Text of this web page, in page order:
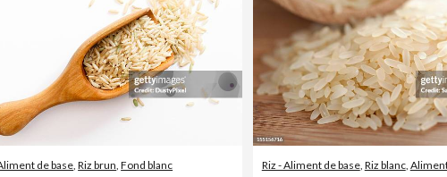
de base,Riz brun,Fond blanc Riz - Aliment de base, Riz blanc,